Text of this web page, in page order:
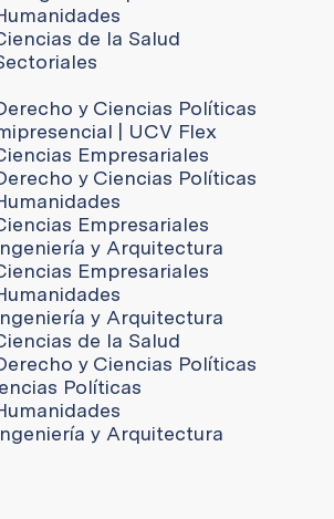
de la Salud
y Ciencias Políticas
| UCV Flex
Empresariales
y Ciencias Políticas
Empresariales
y Arquitectura
Empresariales
y Arquitectura
de la Salud
y Ciencias Políticas
Políticas
y Arquitectura